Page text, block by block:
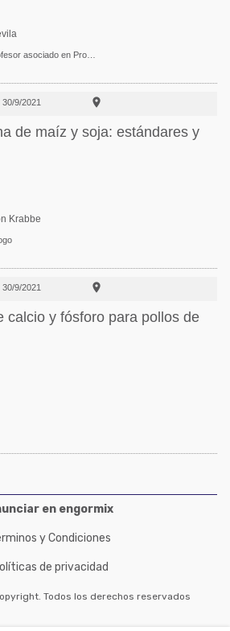
30/9/2021 
de maíz y soja: estándares y
Krabbe
30/9/2021 
calcio y fósforo para pollos de
en engormix
y Condiciones
de privacidad
Todos los derechos reservados